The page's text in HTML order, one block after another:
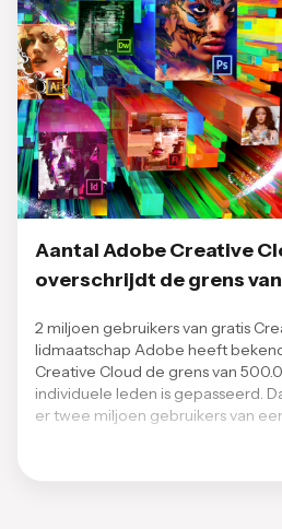
Aantal Adobe Creative
overschrijdt de grens
2 miljoen gebruikers van gratis
lidmaatschap Adobe heeft
Creative Cloud de grens van
individuele leden is gepasseerd.
er twee miljoen gebruikers van